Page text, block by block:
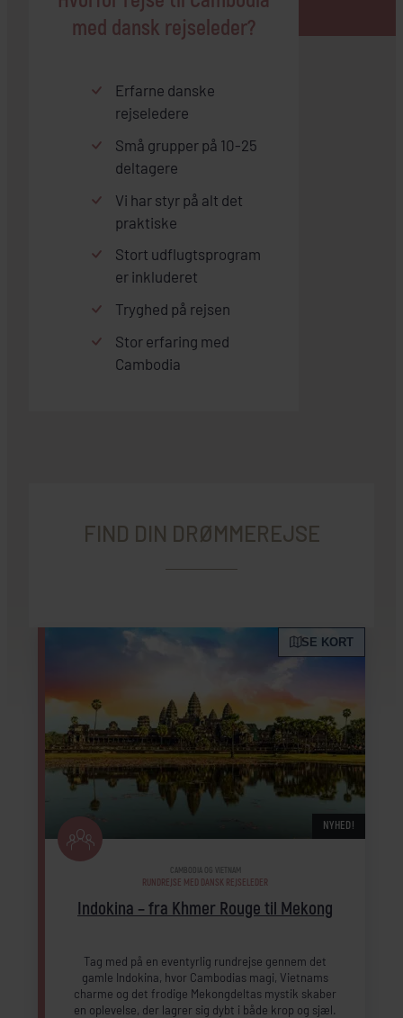
med dansk rejseleder?
Erfarne danske
rejseledere
Små grupper på 10-25
deltagere
Vi har styr på alt det
praktiske
Stort udflugtsprogram
er inkluderet
Tryghed på rejsen
Stor erfaring med
Cambodia
FIND DIN DRØMMEREJSE
SE KORT
NYHED!
Indokina – fra Khmer Rouge til Mekong
CAMBODIA OG VIETNAM
RUNDREJSE MED DANSK REJSELEDER
Tag med på en eventyrlig rundrejse gennem det
gamle Indokina, hvor Cambodias magi, Vietnams
charme og det frodige Mekongdeltas mystik skaber
en oplevelse, der lagrer sig dybt i både krop og sjæl.